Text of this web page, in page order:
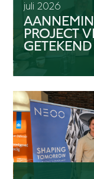
juli 2026
PROJECT
GETEKEND